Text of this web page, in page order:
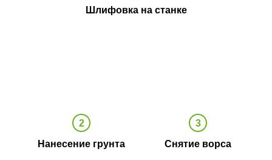
Шлифовка на станке
Нанесение грунта Снятие ворса